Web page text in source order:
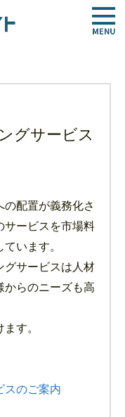
グサービス
配置が義務化さ
サービスを市場料
います。
サービスは人材
からのニーズも高
す。
スのご案内